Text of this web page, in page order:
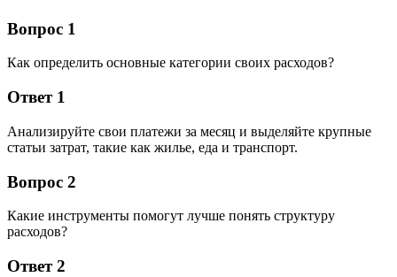
Вопрос 1
Как определить основные категории своих расходов?
Ответ 1
Анализируйте свои платежи за месяц и выделяйте крупные
статьи затрат, такие как жилье, еда и транспорт.
Вопрос 2
Какие инструменты помогут лучше понять структуру
расходов?
Ответ 2